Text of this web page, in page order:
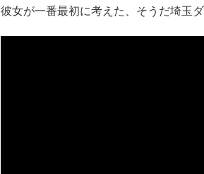
彼女が一番最初に考えた、そうだ埼玉